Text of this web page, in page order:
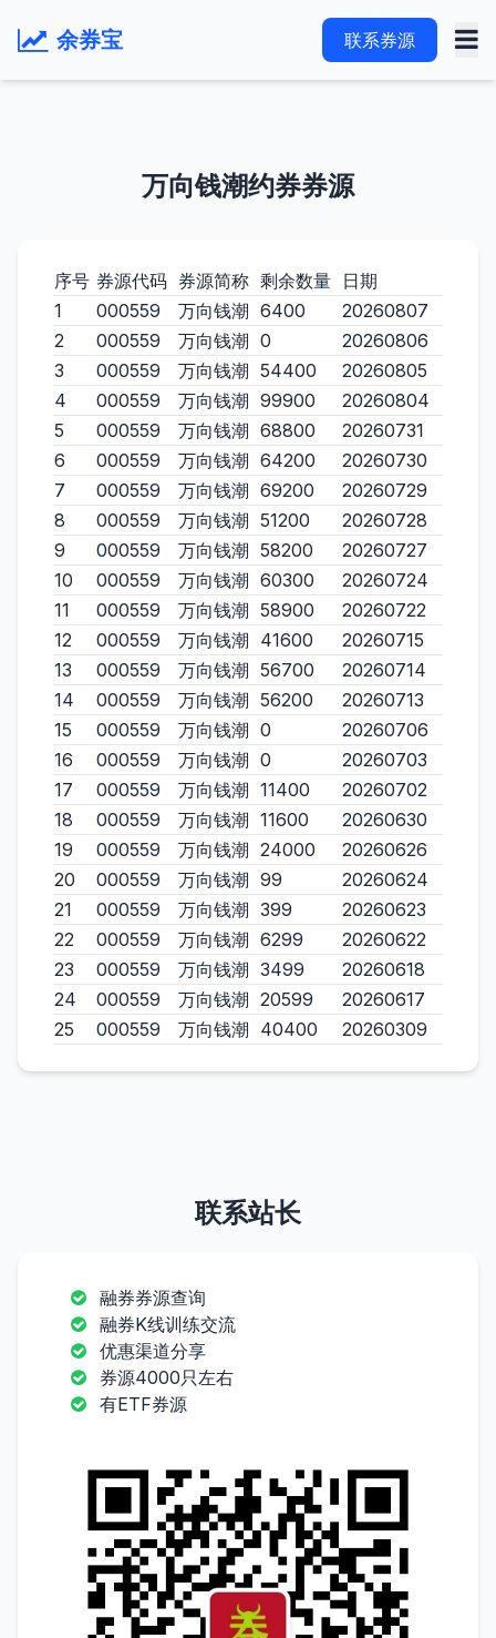
余券宝 联系券源
万向钱潮约券券源
序号 券源代码 券源简称 剩余数量 日期
1
000559 万向钱潮 6400
20260807
2
000559 万向钱潮 0
20260806
3
000559 万向钱潮 54400
20260805
4
000559 万向钱潮 99900
20260804
5
000559 万向钱潮 68800
20260731
6
000559 万向钱潮 64200
20260730
7
000559 万向钱潮 69200
20260729
8
000559 万向钱潮 51200
20260728
9
000559 万向钱潮 58200
20260727
10
000559 万向钱潮 60300
20260724
11
000559 万向钱潮 58900
20260722
12
000559 万向钱潮 41600
20260715
13
000559 万向钱潮 56700
20260714
14
000559 万向钱潮 56200
20260713
15
000559 万向钱潮 0
20260706
16
000559 万向钱潮 0
20260703
17
000559 万向钱潮 11400
20260702
18
000559 万向钱潮 11600
20260630
19
000559 万向钱潮 24000
20260626
20
000559 万向钱潮 99
20260624
21
000559 万向钱潮 399
20260623
22
000559 万向钱潮 6299
20260622
23
000559 万向钱潮 3499
20260618
24
000559 万向钱潮 20599
20260617
25
000559 万向钱潮 40400 20260309
联系站长
融券券源查询
融券K线训练交流
优惠渠道分享
券源4000只左右
有ETF券源